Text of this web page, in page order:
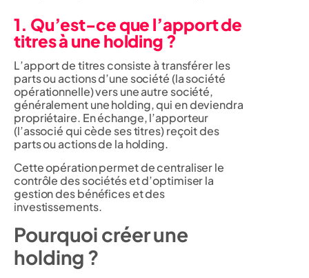
1. Qu’est-ce que l’apport de
titres à une holding ?
L’apport de titres consiste à transférer les
parts ou actions d’une société (la société
opérationnelle) vers une autre société,
généralement une holding, qui en deviendra
propriétaire. En échange, l’apporteur
(l’associé qui cède ses titres) reçoit des
parts ou actions de la holding.
Cette opération permet de centraliser le
contrôle des sociétés et d’optimiser la
gestion des bénéfices et des
investissements.
Pourquoi créer une
holding ?